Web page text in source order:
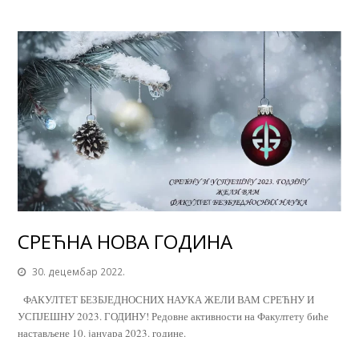
СРЕЋНА НОВА ГОДИНА
30. децембар 2022.
ФАКУЛТЕТ БЕЗБЈЕДНОСНИХ НАУКА ЖЕЛИ ВАМ СРЕЋНУ И
УСПЈЕШНУ 2023. ГОДИНУ! Редовне активности на Факултету биће
настављене 10. јануара 2023. године.